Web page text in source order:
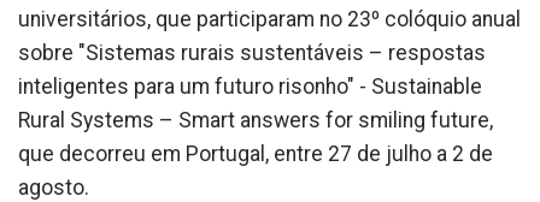
universitários, que participaram no 23º colóquio anual
sobre "Sistemas rurais sustentáveis – respostas
inteligentes para um futuro risonho" - Sustainable
Rural Systems – Smart answers for smiling future,
que decorreu em Portugal, entre 27 de julho a 2 de
agosto.